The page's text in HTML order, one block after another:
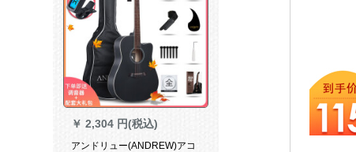
￥ 2,304 円(税込)
アンドリュー(ANDREW)アコ